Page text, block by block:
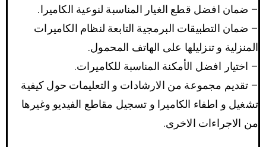
– ضمان افضل قطع الغيار المناسبة لنوعية الكاميرا.
– ضمان التطبيقات البرمجية التابعة لنظام الكاميرات
المنزلية و تنزليلها على الهاتف المحمول.
– اختيار افضل الأمكنة المناسبة للكاميرات.
– تقديم مجموعة من الارشادات و التعليمات حول كيفية
تشغيل و اطفاء الكاميرا و تسجيل مقاطع الفيديو وغيرها
من الاجراءات الاخرى.